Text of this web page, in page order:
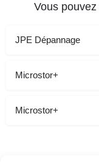
Vous
JPE Dépannage
Microstor+
Microstor+